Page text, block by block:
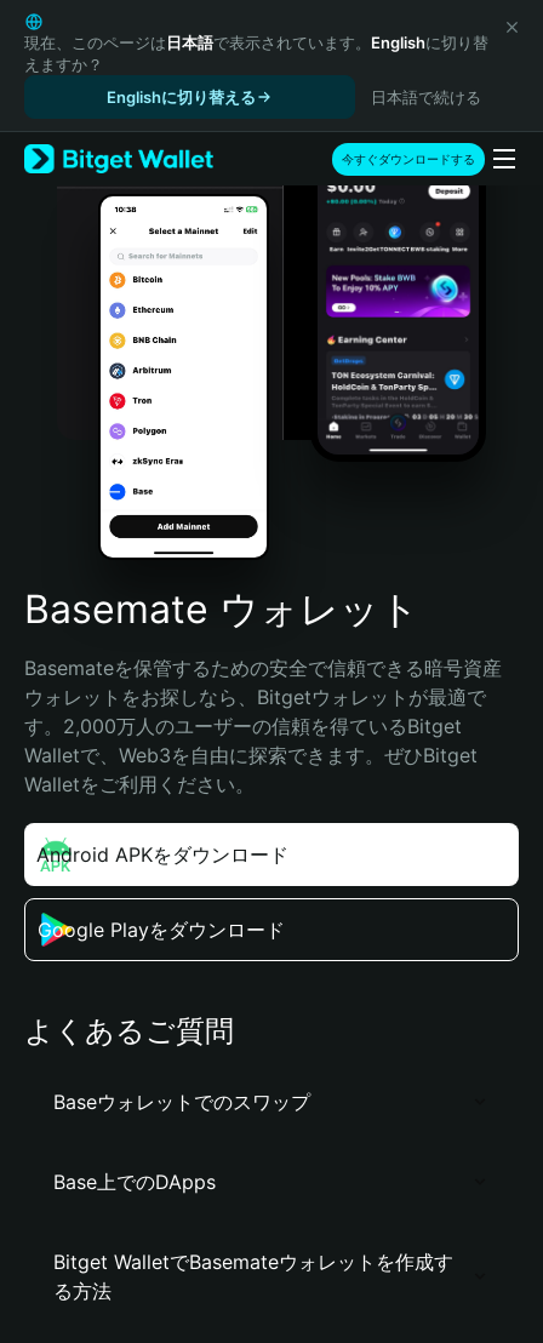
English
日本語
Tiếng Việt
Español (Latinoamérica)
Türkçe
Italiano
Português (Portugal)
Bahasa Indonesia
Português (Brasil)
Español (Argentina)
現在、このページは日本語で表示されています。 Englishに切り替
えますか？
Englishに切り替える
日本語で続ける
今すぐダウンロードする
Basemate ウォレット
Basemateを保管するための安全で信頼できる暗号資産
ウォレットをお探しなら、Bitgetウォレットが最適で
す。2,000万人のユーザーの信頼を得ているBitget
Walletで、Web3を自由に探索できます。ぜひBitget
Walletをご利用ください。
Android APKをダウンロード
Google Playをダウンロード
よくあるご質問
Baseウォレットでのスワップ
Base上でのDApps
Bitget WalletでBasemateウォレットを作成す
る方法